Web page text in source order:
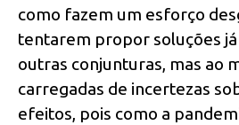
como fazem um esforço
tentarem propor soluções
outras conjunturas, mas ao
carregadas de incertezas
efeitos, pois como a